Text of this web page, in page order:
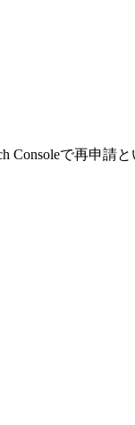
Consoleで再申請